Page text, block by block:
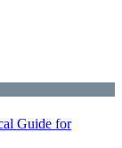
Guide for